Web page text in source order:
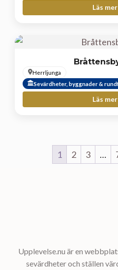
Läs mer
Herrljunga
Sevärdheter, byggnader &
Läs mer
1 2 3 …
Upplevelse.nu är en
sevärdheter och ställen